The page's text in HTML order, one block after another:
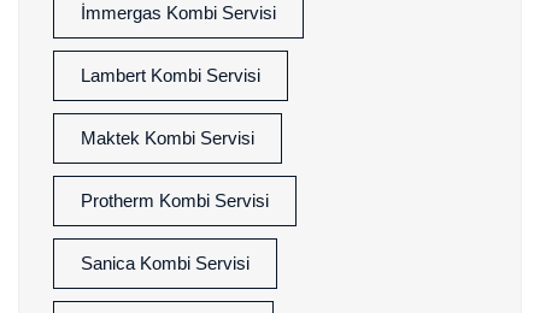
İmmergas Kombi Servisi
Lambert Kombi Servisi
Maktek Kombi Servisi
Protherm Kombi Servisi
Sanica Kombi Servisi